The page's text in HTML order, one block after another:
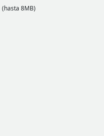
(hasta 8MB)